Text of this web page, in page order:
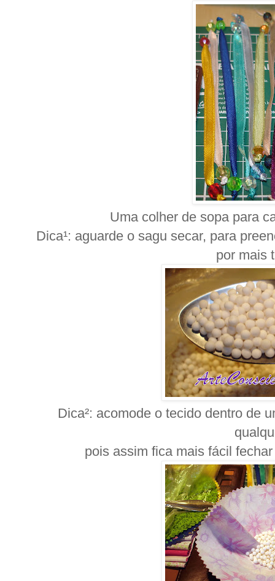
Uma colher de sopa para
Dica¹: aguarde o sagu secar, para
por mais
Dica²: acomode o tecido dentro de
pois assim fica mais fácil